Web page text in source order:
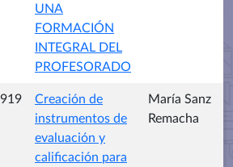
UNA
FORMACIÓN
INTEGRAL DEL
PROFESORADO
919
Creación de
instrumentos de
evaluación y
calificación para
María Sanz
Remacha